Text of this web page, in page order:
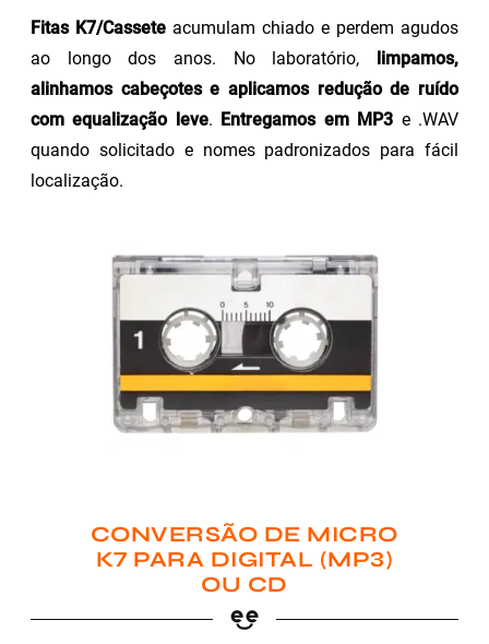
Fitas K7/Cassete acumulam chiado e perdem agudos
ao longo dos anos. No laboratório, limpamos,
alinhamos cabeçotes e aplicamos redução de ruído
com equalização leve. Entregamos em MP3 e .WAV
quando solicitado e nomes padronizados para fácil
localização.
CONVERSÃO DE MICRO
K7 PARA DIGITAL (MP3)
OU CD